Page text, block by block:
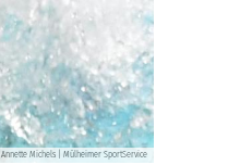
Annette Michels | Mülheimer SportService